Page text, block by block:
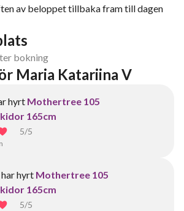
av beloppet tillbaka fram till dagen
bokning
Maria Katariina V
hyrt Mothertree 105
165cm
5/5
har hyrt Mothertree 105
165cm
5/5